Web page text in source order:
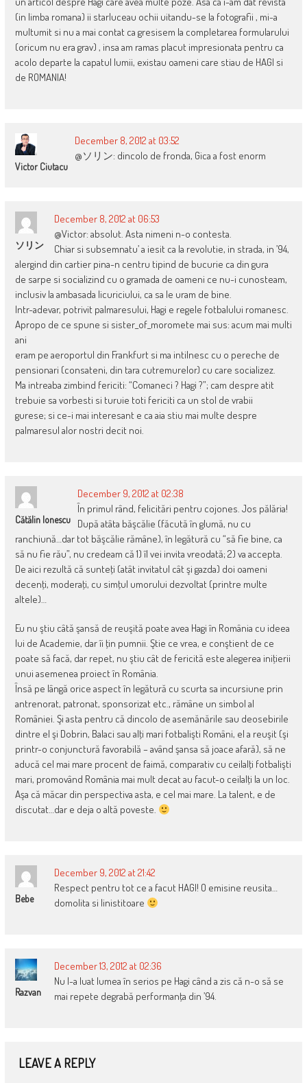
(in limba romana) ii starluceau ochii uitandu-se la fotografii , mi-a
multumit si nu a mai contat ca gresisem la completarea formularului
(oricum nu era grav) , insa am ramas placut impresionata pentru ca
acolo departe la capatul lumii, existau oameni care stiau de HAGI si
de ROMANIA!
Victor Ciutacu
December 8, 2012 at 03:52
@ソリン: dincolo de fronda, Gica a fost enorm
ソリン
December 8, 2012 at 06:53
@Victor: absolut. Asta nimeni n-o contesta.
Chiar si subsemnatu’ a iesit ca la revolutie, in strada, in ’94,
alergind din cartier pina-n centru tipind de bucurie ca din gura
de sarpe si socializind cu o gramada de oameni ce nu-i cunosteam,
inclusiv la ambasada licuriciului, ca sa le uram de bine.
Intr-adevar, potrivit palmaresului, Hagi e regele fotbalului romanesc.
Apropo de ce spune si sister_of_moromete mai sus: acum mai multi
ani
eram pe aeroportul din Frankfurt si ma intilnesc cu o pereche de
pensionari (consateni, din tara cutremurelor) cu care socializez.
Ma intreaba zimbind fericiti: “Comaneci ? Hagi ?”; cam despre atit
trebuie sa vorbesti si turuie toti fericiti ca un stol de vrabii
gurese; si ce-i mai interesant e ca aia stiu mai multe despre
palmaresul alor nostri decit noi.
Cătălin Ionescu
December 9, 2012 at 02:38
În primul rând, felicitări pentru cojones. Jos pălăria!
După atâta băşcălie (făcută în glumă, nu cu
ranchiună…dar tot băşcălie rămâne), în legătură cu “să fie bine, ca
să nu fie rău”, nu credeam că 1) îl vei invita vreodată; 2) va accepta.
De aici rezultă că sunteţi (atât invitatul cât şi gazda) doi oameni
decenţi, moderaţi, cu simţul umorului dezvoltat (printre multe
altele)…
Eu nu ştiu câtă şansă de reuşită poate avea Hagi în România cu ideea
lui de Academie, dar îi ţin pumnii. Ştie ce vrea, e conştient de ce
poate să facă, dar repet, nu ştiu cât de fericită este alegerea iniţierii
unui asemenea proiect în România.
Însă pe lângă orice aspect în legătură cu scurta sa incursiune prin
antrenorat, patronat, sponsorizat etc., rămâne un simbol al
României. Şi asta pentru că dincolo de asemănările sau deosebirile
dintre el şi Dobrin, Balaci sau alţi mari fotbalişti Români, el a reuşit (şi
printr-o conjunctură favorabilă – având şansa să joace afară), să ne
aducă cel mai mare procent de faimă, comparativ cu ceilalţi fotbalişti
mari, promovând România mai mult decat au facut-o ceilalţi la un loc.
Aşa că măcar din perspectiva asta, e cel mai mare. La talent, e de
discutat…dar e deja o altă poveste.
Bebe
December 9, 2012 at 21:42
Respect pentru tot ce a facut HAGI! O emisine reusita…
domolita si linistitoare
Razvan
December 13, 2012 at 02:36
Nu l-a luat lumea în serios pe Hagi când a zis că n-o să se
mai repete degrabă performanţa din ’94.
LEAVE A REPLY